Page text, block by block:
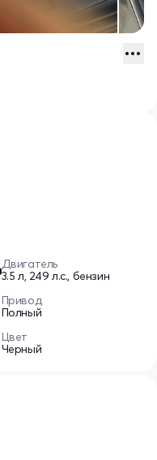
Двигатель
3.5 л, 249 л.с., бензин
Привод
Полный
Цвет
Черный